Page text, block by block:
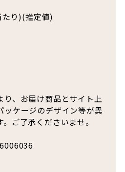
り)(推定値)
、お届け商品とサイト上
ッケージのデザイン等が異
ご了承くださいませ。